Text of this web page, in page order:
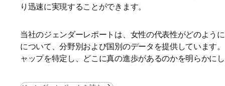
り迅速に実現することができます。
当社のジェンダーレポートは、女性の代表性がどのよう
について、分野別および国別のデータを提供しています
ャップを特定し、どこに真の進歩があるのかを明らかに